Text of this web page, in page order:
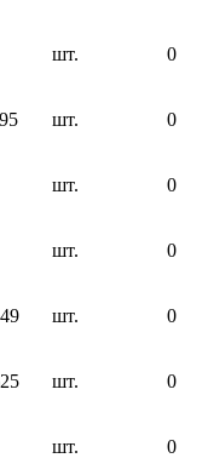
шт. 0
шт. 0
шт. 0
шт. 0
шт. 0
шт. 0
шт. 0